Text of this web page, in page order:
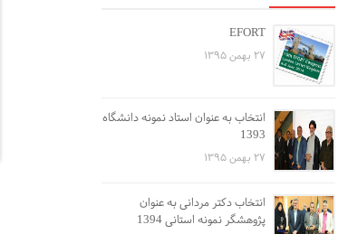
EFORT
۲۷ بهمن ۱۳۹۵
انتخاب به عنوان استاد نمونه دانشگاه
1393
۲۷ بهمن ۱۳۹۵
انتخاب دکتر مردانی به عنوان
پژوهشگر نمونه استانی 1394